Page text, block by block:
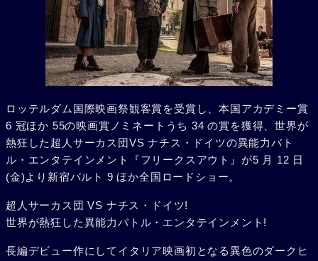
ロッテルダム国際映画祭観客賞を受賞し、本国アカデミー賞
6 冠ほか 55の映画賞ノミネートうち 34 の賞を獲得、世界が
熱狂した超人サーカス団VS ナチス・ドイツの異能力バト
ル・エンタテインメント『フリークスアウト』が5 月 12 日
(金)より新宿バルト 9 ほか全国ロードショー。
超人サーカス団 VS ナチス・ドイツ!
世界が熱狂した異能力バトル・エンタテインメント!
長編デビュー作にしてイタリア映画初となる異色のダークヒ